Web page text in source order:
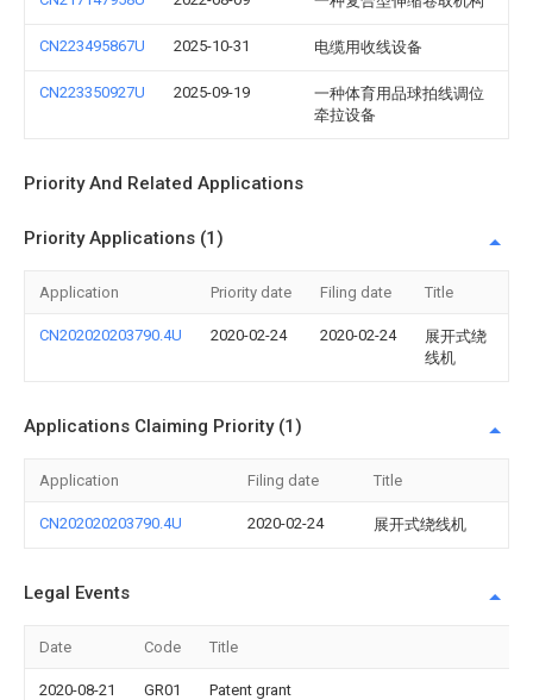
CN223495867U 2025-10-31 电缆用收线设备
CN223350927U 2025-09-19
一种体育用品球拍线调位
牵拉设备
Priority And Related Applications
Priority Applications (1)
Application Priority date Filing date Title
CN202020203790.4U 2020-02-24 2020-02-24
展开式绕
线机
Applications Claiming Priority (1)
Application Filing date Title
CN202020203790.4U 2020-02-24 展开式绕线机
Legal Events
Date Code Title
2020-08-21 GR01 Patent grant